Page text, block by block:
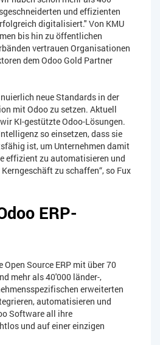
und effizienten
digitalisiert." Von KMU
bis hin zu öffentlichen
vertrauen Organisationen
dem Odoo Gold Partner
neue Standards in der
mit Odoo zu setzen. Aktuell
KI-gestützte Odoo-Lösungen.
so einsetzen, dass sie
ist, um Unternehmen damit
effizient zu automatisieren und
zu schaffen“, so Fux
ERP-
Source ERP mit über 70
mehr als 40'000 länder-,
erweiterten
automatisieren und
Software all ihre
und auf einer einzigen